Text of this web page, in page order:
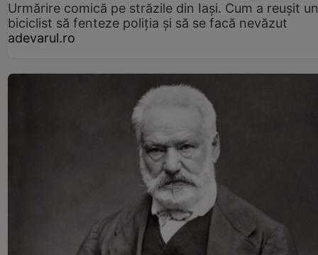
Urmărire comică pe străzile din Iași. Cum a reușit un
biciclist să fenteze poliția și să se facă nevăzut
adevarul.ro